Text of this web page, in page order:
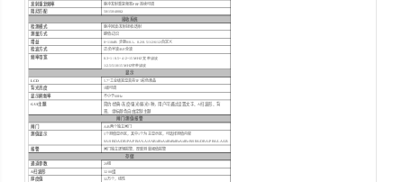
发射重复频率 脉冲发射重复频率PRF 连续可调
阻尼匹配 50/150/400Ω
接收系统
检测模式 脉冲回波/发射接收/ 透射
测量方式 峰值 /边沿
增益 0~110dB 步距0/0.1 、0.2/0.5/1/2/6/12/自定义
检波方式 正 /负半波 /RF/全波
频率带宽
0.3~1 / 0.5~4 /2~15 MHZ 宽带滤波
1/2.5/5/10/15 MHZ窄带滤波
显示
LCD
5.7"工业级宽温高亮TFT 彩色液晶
背光亮度 5级可调
显示刷新率 不小于60Hz
GUI主题 简约/经典/灰度/强光/弱光5 种，用户可通过设置文字、A扫波形、背
景、坐标颜色自由定制主题
闸门/测值 报警
闸门 A/B两个独立闸门
测值显示 5个测值显示区，其中1个为主显示区，可选择测值内容
SA/SB/DA/DB/PA/PB/A%A/A%B/dBtA/dBtB/dBrA/dBrB/SBA/DBA/PBA/LA/LB
报警 闸门独立逻辑报警，厚度测量阈值报警
存储
通道参数 20组
A扫波形 3200组
厚度值 32万个，线性